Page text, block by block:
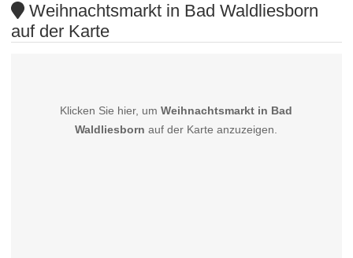
Weihnachtsmarkt in Bad Waldliesborn
auf der Karte
Klicken Sie hier, umWeihnachtsmarkt in Bad
Waldliesborn auf der Karte anzuzeigen.